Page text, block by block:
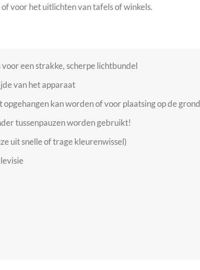
voor het uitlichten van tafels of winkels.
een strakke, scherpe lichtbundel
van het apparaat
kan worden of voor plaatsing op de grond
tussenpauzen worden gebruikt!
uit snelle of trage kleurenwissel)